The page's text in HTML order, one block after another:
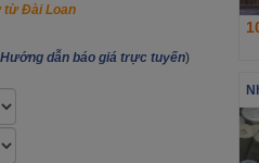
từ Đài Loan
Hướng dẫn báo giá trực tuyến)